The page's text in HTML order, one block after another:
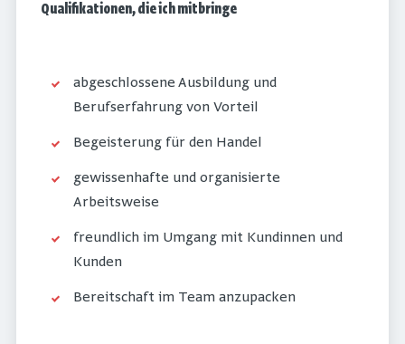
Qualifikationen, die ich mitbringe
abgeschlossene Ausbildung und
Berufserfahrung von Vorteil
Begeisterung für den Handel
gewissenhafte und organisierte
Arbeitsweise
freundlich im Umgang mit Kundinnen und
Kunden
Bereitschaft im Team anzupacken